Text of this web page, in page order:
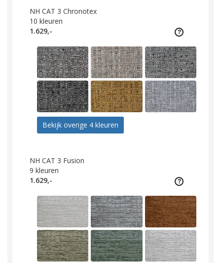
NH CAT 3 Chronotex
10 kleuren
1.629,-
Bekijk overige 4 kleuren
NH CAT 3 Fusion
9 kleuren
1.629,-